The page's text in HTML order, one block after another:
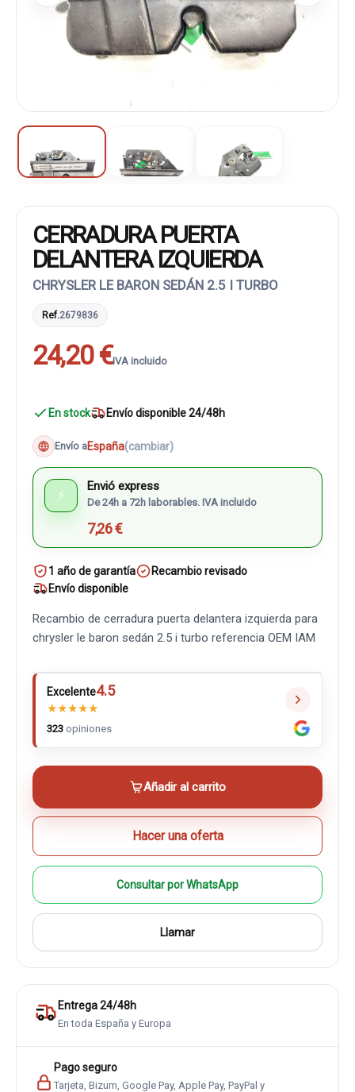
CERRADURA PUERTA
DELANTERA IZQUIERDA
CHRYSLER LE BARON SEDÁN 2.5 I TURBO
Ref.2679836
24,20 €IVA incluido
En stock Envío disponible 24/48h
Envío aEspaña(cambiar)
⚡
Envió express
De 24h a 72h laborables. IVA incluido
7,26 €
1 año de garantía
Recambio revisado
Envío disponible
Recambio de cerradura puerta delantera izquierda para
chrysler le baron sedán 2.5 i turbo referencia OEM IAM
Excelente4.5
★★★★★
323 opiniones
Añadir al carrito
Hacer una oferta
Consultar por WhatsApp
Llamar
Entrega 24/48h
En toda España y Europa
Pago seguro
Tarjeta, Bizum, Google Pay, Apple Pay, PayPal y